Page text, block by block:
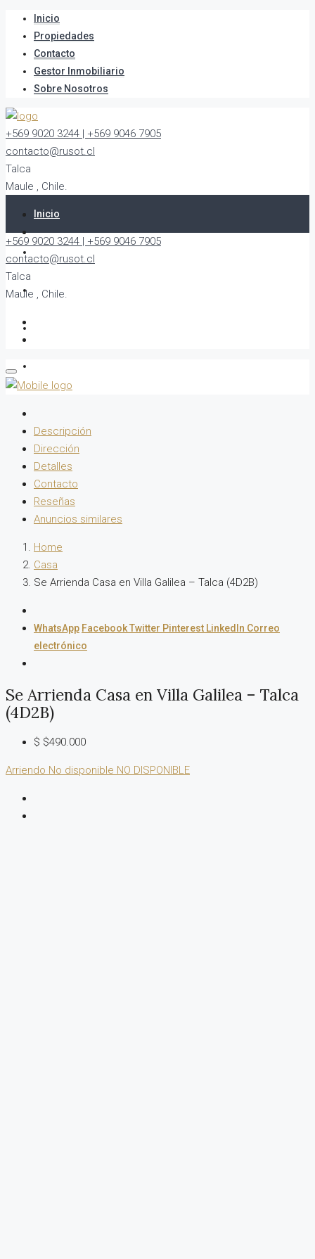
Inicio
Propiedades
Contacto
Gestor Inmobiliario
Sobre Nosotros
+569 9020 3244 | +569 9046 7905
contacto@rusot.cl
Talca
Maule , Chile.
Inicio
Contacto
+569 9020 3244 | +569 9046 7905
contacto@rusot.cl
Talca
Maule , Chile.
Descripción
Dirección
Detalles
Contacto
Reseñas
Anuncios similares
Home
Casa
Se Arrienda Casa en Villa Galilea – Talca (4D2B)
WhatsApp FacebookTwitter Pinterest LinkedIn Correo
electrónico
Se Arrienda Casa en Villa Galilea – Talca
(4D2B)
$ $490.000
Arriendo No disponible NO DISPONIBLE